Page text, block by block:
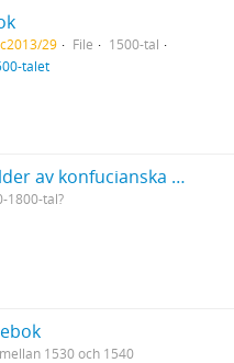
29 File
1500-tal
talet
Handtecknade bilder av konfucianska och daoistiska lärda eller heliga personer från Kina
1800-tal?
mellan 1530 och 1540